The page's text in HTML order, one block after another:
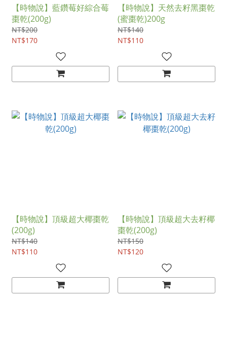
【時物說】藍鑽莓好綜合莓
棗乾(200g)
NT$200
NT$170
【時物說】天然去籽黑棗乾
(蜜棗乾)200g
NT$140
NT$110
【時物說】頂級超大椰棗乾
(200g)
NT$140
NT$110
【時物說】頂級超大去籽椰
棗乾(200g)
NT$150
NT$120